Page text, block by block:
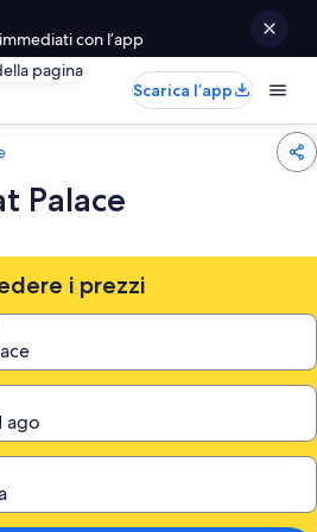
con l’app
pagina
Scarica l’app
Palace
i prezzi